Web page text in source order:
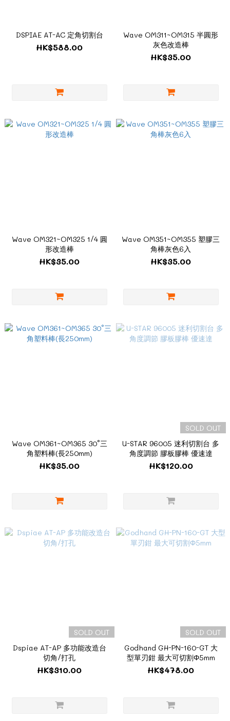
DSPIAE AT-AC 定角切割台
HK$588.00
Wave OM311~OM315 半圓形
灰色改造棒
HK$35.00
Wave OM321~OM325 1/4 圓
形改造棒
HK$35.00
Wave OM351~OM355 塑膠三
角棒灰色6入
HK$35.00
Wave OM361~OM365 30°三
角塑料棒(長250mm)
HK$35.00
SOLD OUT
U-STAR 96005 迷利切割台 多
角度調節 膠板膠棒 優速達
HK$120.00
SOLD OUT
Dspiae AT-AP 多功能改造台
切角/打孔
HK$310.00
SOLD OUT
Godhand GH-PN-160-GT 大
型單刃鉗 最大可切割Φ5mm
HK$478.00